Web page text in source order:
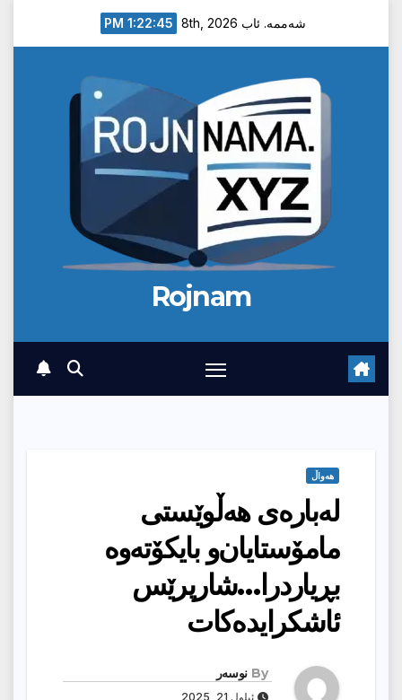
شەممە. ئاب 8th, 2026 1:22:45 PM
Rojnam
هەواڵ
لەبارەی هەڵوێستی
مامۆستایان‌و بایكۆتەوە
بڕیاردرا…شارپرێس
ئاشكرایدەكات
By نوسەر
ئیلول 21, 2025